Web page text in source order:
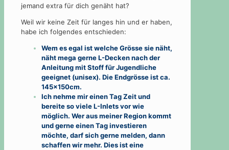
jemand extra für dich genäht hat?
Weil wir keine Zeit für langes hin und er haben,
habe ich folgendes entschieden:
Wem es egal ist welche Grösse sie näht,
näht mega gerne L-Decken nach der
Anleitung mit Stoff für Jugendliche
geeignet (unisex). Die Endgrösse ist ca.
145x150cm.
Ich nehme mir einen Tag Zeit und
bereite so viele L-Inlets vor wie
möglich. Wer aus meiner Region kommt
und gerne einen Tag investieren
möchte, darf sich gerne melden, dann
schaffen wir mehr. Dies ist eine